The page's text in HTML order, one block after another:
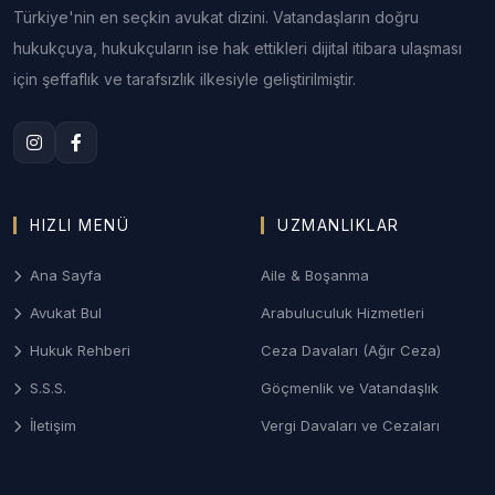
2. Cevap ve Düzeltme (Tekzip)
Hakkı
Hakkınızda gerçeğe aykırı bir haber yapıldığında,
sitesi) aynı büyüklükte bir düzeltme metni
3. Basın Yoluyla İşlenen Suçlar ve
Tazminat Davaları
Hakaret, iftira, inançları aşağılama gibi suçlarda
oluşan manevi zararlar için açılan tazminat davaları
bu kapsamdadır.
4. RTÜK ve Basın İlan Kurumu
Türkiye'nin en seçkin avukat dizini. Vatandaşların doğru
hukukçuya, hukukçuların ise hak ettikleri dijital itibara ulaşması
için şeffaflık ve tarafsızlık ilkesiyle geliştirilmiştir.
HIZLI MENÜ
Ana Sayfa
Avukat Bul
Hukuk Rehberi
S.S.S.
İletişim
UZMANLIKLAR
Aile & Boşanma
Arabuluculuk Hizmetleri
Ceza Davaları (Ağır Ceza)
Göçmenlik ve Vatandaşlık
Vergi Davaları ve Cezaları